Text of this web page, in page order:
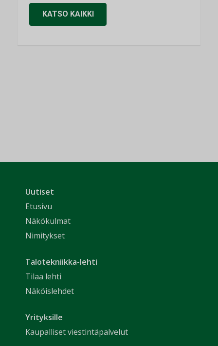
KATSO KAIKKI
Uutiset
Etusivu
Näkökulmat
Nimitykset
Talotekniikka-lehti
Tilaa lehti
Näköislehdet
Yrityksille
Kaupalliset viestintäpalvelut